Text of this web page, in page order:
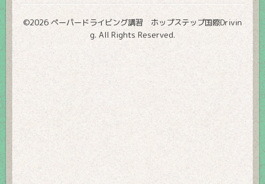
©2026 ペーパードライビング講習 ホップステップ国際Drivin
g. All Rights Reserved.